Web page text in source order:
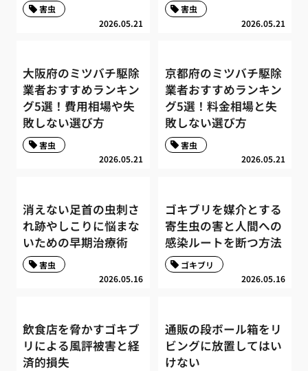
2026.05.21
害虫
2026.05.21
害虫
大阪府のミツバチ駆除
業者おすすめランキン
グ5選！費用相場や失
敗しない選び方
2026.05.21
害虫
京都府のミツバチ駆除
業者おすすめランキン
グ5選！料金相場と失
敗しない選び方
2026.05.21
害虫
消えない足首の虫刺さ
れ跡やしこりに悩まな
いための早期治療術
2026.05.16
害虫
ゴキブリを媒介とする
寄生虫の害と人間への
感染ルートを断つ方法
2026.05.16
ゴキブリ
飲食店を脅かすゴキブ
リによる風評被害と経
済的損失
通販の段ボール箱をリ
ビングに放置してはい
けない